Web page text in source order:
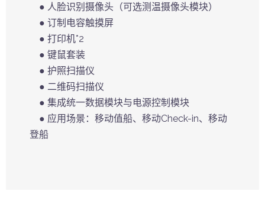
● 人脸识别摄像头（可选测温摄像头模块）
● 订制电容触摸屏
● 打印机*2
● 键鼠套装
● 护照扫描仪
● 二维码扫描仪
● 集成统一数据模块与电源控制模块
● 应用场景：移动值船、移动Check-in、移动
登船